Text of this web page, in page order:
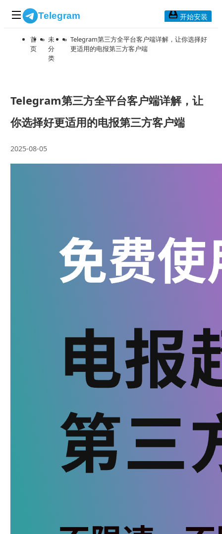
Telegram
首页
Telegram 桌面版
开始安装
首
页
» 未
分
类
» Telegram第三方全平台客户端详解，让你选择好
更适用的电报第三方客户端
Telegram第三方全平台客户端详解，让
你选择好更适用的电报第三方客户端
2025-08-05